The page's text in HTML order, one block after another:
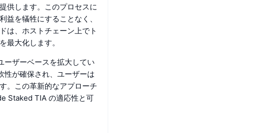
供します。このプロセスに
益を犠牲にすることなく、
は、ホストチェーン上でト
最大化します。
ーザーベースを拡大してい
性が確保され、ユーザーは
。この革新的なアプローチ
Staked TIA の適応性と可